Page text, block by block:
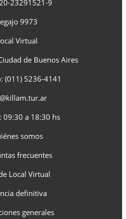
23291521-9
9973
Virtual
de Buenos Aires
(011) 5236-4141
09:30 a 18:30 hs
somos
frecuentes
Local Virtual
definitiva
generales